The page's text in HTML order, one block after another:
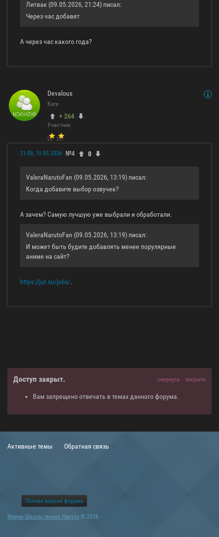
Литвак (09.05.2026, 21:24) писал:
Через час добавят
А через час какого года?
Devalous
Каге
+ 264
Участник
21:08, 10.05.2026 №4 0
ValeraNarutoFan (09.05.2026, 13:19) писал:
Когда добавите выбор озвучек?
А зачем? Самую лучшую уже выбрали и обработали.
ValeraNarutoFan (09.05.2026, 13:19) писал:
И может быть будите добавлять менее порулярные
аниме на сайт?
https://jut.su/jobs/.
Доступ закрыт. свернуть закрыть
Вам запрещено отвечать в темах данного форума.
Активные темы Обратная связь
Полная версия форума
Форум Школы техник Наруто © 2026.